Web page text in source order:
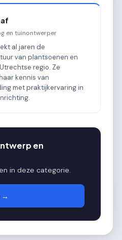
en tuinontwerper
al jaren de
van plantsoenen en
regio. Ze
kennis van
met praktijkervaring in
en
in deze categorie.
→